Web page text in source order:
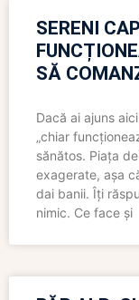
SERENI
SĂ
Dacă ai ajuns
„chiar
sănătos. Piața
exagerate, așa
dai banii. Îți
nimic. Ce face și